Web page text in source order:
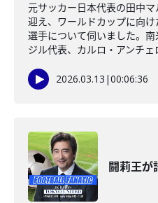
元サッカー日本代表の田中
迎え、ワールドカップに向
選手について伺いました。
ジル代表、カルロ・アンチェ
2026.03.13 |00:06:36
闘莉王が